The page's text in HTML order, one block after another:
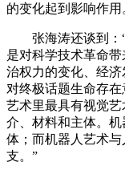
的变化起到影响作用
张海涛还谈到：“
是对科学技术革命
治权力的变化、经
对终极话题生命存
艺术里最具有视觉
介、材料和主体。
体；而机器人艺术
支。”